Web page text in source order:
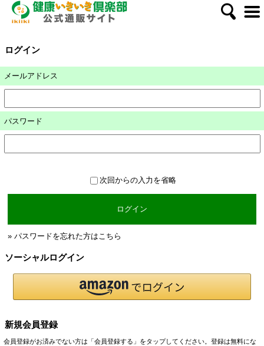
ログイン
メールアドレス
パスワード
次回からの入力を省略
ログイン
» パスワードを忘れた方はこちら
ソーシャルログイン
新規会員登録
会員登録がお済みでない方は「会員登録する」をタップしてください。登録は無料にな